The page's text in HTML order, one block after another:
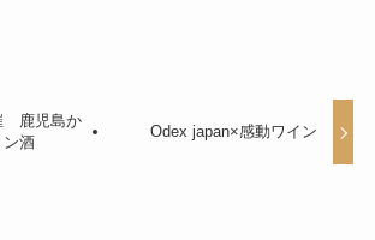
鹿児島か
ン酒
Odex japan×感動ワイン